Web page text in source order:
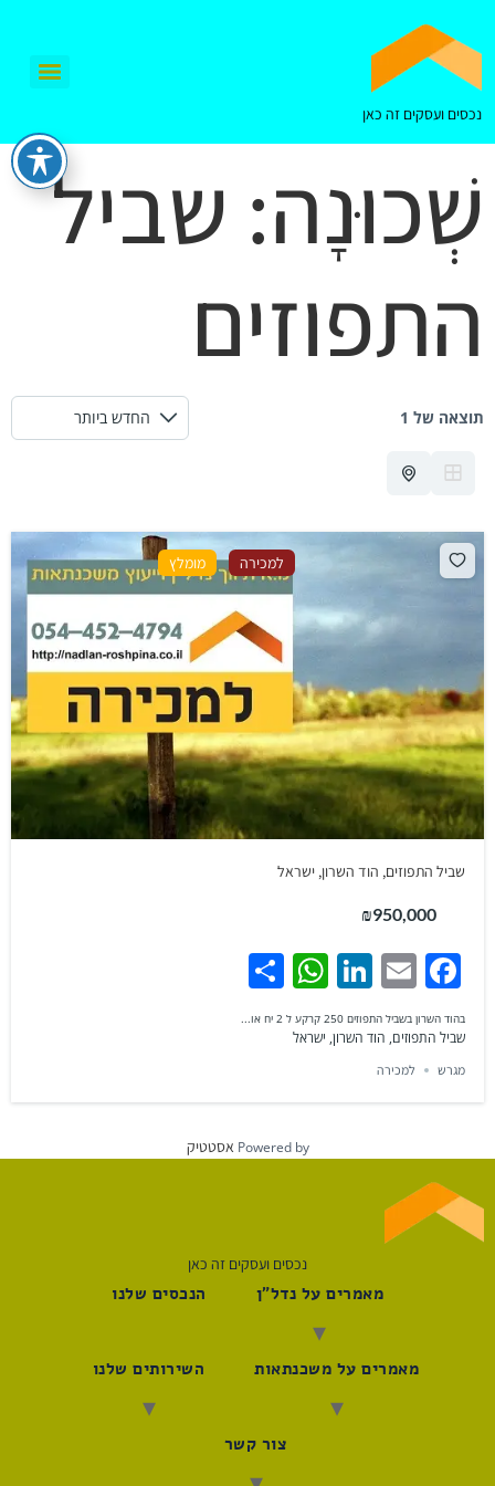
נכסים ועסקים זה כאן
שְׁכוּנָה: שביל
התפוזים
תוצאה של 1
למכירה מומלץ
שביל התפוזים, הוד השרון, ישראל
₪950,000
Facebook
Email
LinkedIn
WhatsApp
Share
בהוד השרון בשביל התפוזים 250 קרקע ל 2 יח או...
שביל התפוזים, הוד השרון, ישראל
מגרש למכירה
Powered byאסטטיק
נכסים ועסקים זה כאן
מאמרים על נדל"ן הנכסים שלנו
מאמרים על משכנתאות השירותים שלנו
צור קשר